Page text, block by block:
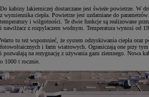
Do kabiny lakierniczej dostarczane jest świeże powietrze. W
z wymiennika ciepła. Powietrze jest uzdatniane do
temperatury i wilgotności. Te dwie funkcje są realizowane
i nawilżacz z rozpylaczem wodnym. Temperatura wynosi od
Warto tu też wspomnieć, że system odzyskiwania ciepła oraz
fotowoltaicznych i farm wiatrowych. Ograniczają one przy tym
i pozwalają na rezygnację z używania gazu ziemnego. Nowa
o 1000 t rocznie.